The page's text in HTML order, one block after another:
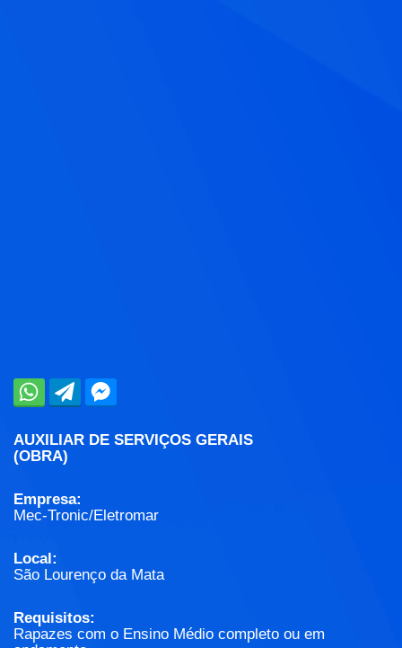
AUXILIAR DE SERVIÇOS GERAIS
(OBRA)
Empresa:
Mec-Tronic/Eletromar
Local:
São Lourenço da Mata
Requisitos:
Rapazes com o Ensino Médio completo ou em